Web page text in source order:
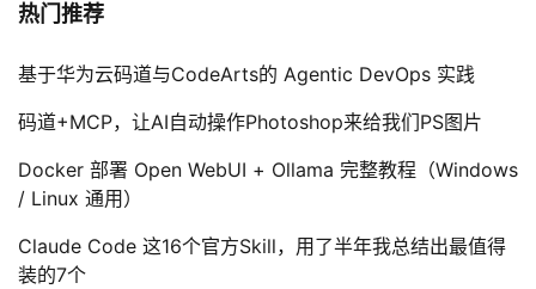
热门推荐
基于华为云码道与CodeArts的 Agentic DevOps 实践
码道+MCP，让AI自动操作Photoshop来给我们PS图片
Docker 部署 Open WebUI + Ollama 完整教程（Windows
/ Linux 通用）
Claude Code 这16个官方Skill，用了半年我总结出最值得
装的7个